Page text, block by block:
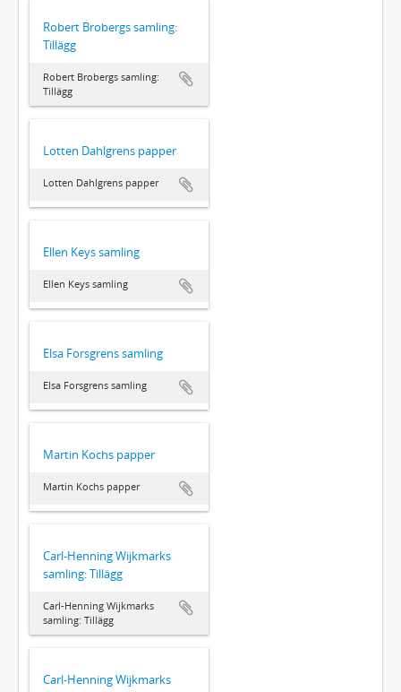
Robert Brobergs samling:
Tillägg
Robert Brobergs samling:
Tillägg
Lotten Dahlgrens papper
Lotten Dahlgrens papper
Ellen Keys samling
Ellen Keys samling
Elsa Forsgrens samling
Elsa Forsgrens samling
Martin Kochs papper
Martin Kochs papper
Carl-Henning Wijkmarks
samling: Tillägg
Carl-Henning Wijkmarks
samling: Tillägg
Carl-Henning Wijkmarks